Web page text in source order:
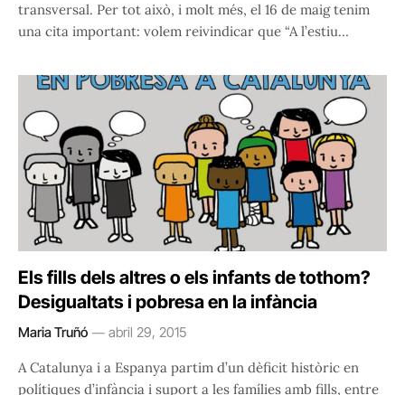
transversal. Per tot això, i molt més, el 16 de maig tenim
una cita important: volem reivindicar que “A l’estiu…
Els fills dels altres o els infants de tothom?
Desigualtats i pobresa en la infància
Maria Truñó abril 29, 2015
A Catalunya i a Espanya partim d’un dèficit històric en
polítiques d’infància i suport a les famílies amb fills, entre